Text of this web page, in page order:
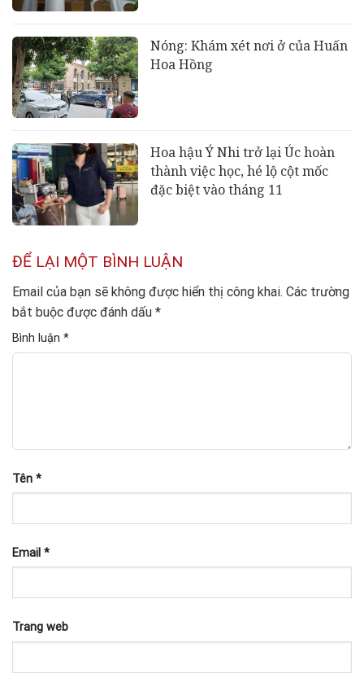
Nóng: Khám xét nơi ở của Huấn
Hoa Hồng
Hoa hậu Ý Nhi trở lại Úc hoàn
thành việc học, hé lộ cột mốc
đặc biệt vào tháng 11
ĐỂ LẠI MỘT BÌNH LUẬN
Email của bạn sẽ không được hiển thị công khai. Các trường
bắt buộc được đánh dấu *
Bình luận *
Tên *
Email *
Trang web